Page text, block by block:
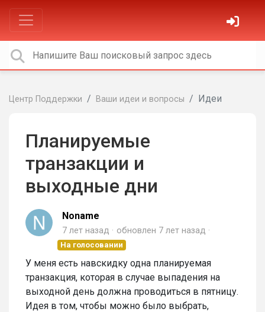
Центр Поддержки Ваши идеи и вопросы Идеи
Планируемые
транзакции и
выходные дни
Noname
7 лет назад обновлен 7 лет назад
На голосовании
У меня есть навскидку одна планируемая
транзакция, которая в случае выпадения на
выходной день должна проводиться в пятницу.
Идея в том, чтобы можно было выбрать,